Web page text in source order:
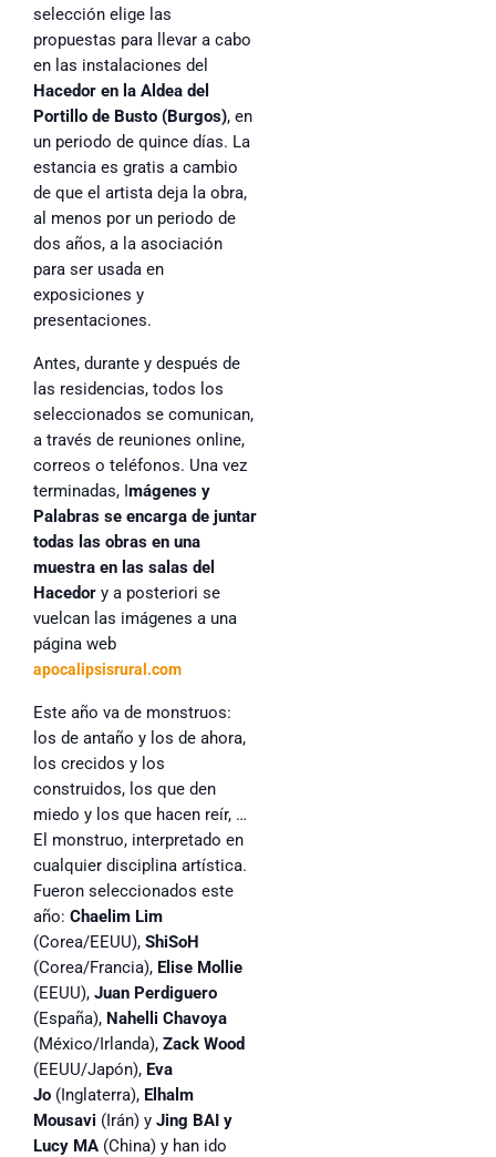
selección elige las
propuestas para llevar a cabo
en las instalaciones del
Hacedor en la Aldea del
Portillo de Busto (Burgos), en
un periodo de quince días. La
estancia es gratis a cambio
de que el artista deja la obra,
al menos por un periodo de
dos años, a la asociación
para ser usada en
exposiciones y
presentaciones.
Antes, durante y después de
las residencias, todos los
seleccionados se comunican,
a través de reuniones online,
correos o teléfonos. Una vez
terminadas, I mágenes y
Palabras se encarga de juntar
todas las obras en una
muestra en las salas del
Hacedor y a posteriori se
vuelcan las imágenes a una
página web
apocalipsisrural.com
Este año va de monstruos:
los de antaño y los de ahora,
los crecidos y los
construidos, los que den
miedo y los que hacen reír, …
El monstruo, interpretado en
cualquier disciplina artística.
Fueron seleccionados este
año: Chaelim Lim
(Corea/EEUU), ShiSoH
(Corea/Francia), Elise Mollie
(EEUU), Juan Perdiguero
(España), Nahelli Chavoya
(México/Irlanda), Zack Wood
(EEUU/Japón), Eva
Jo (Inglaterra), Elhalm
Mousavi (Irán) y Jing BAI y
Lucy MA (China) y han ido